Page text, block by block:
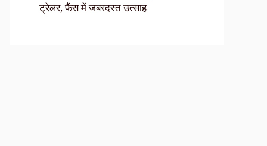
ट्रेलर, फैंस में जबरदस्त उत्साह